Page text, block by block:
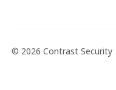
© 2026 Contrast Security